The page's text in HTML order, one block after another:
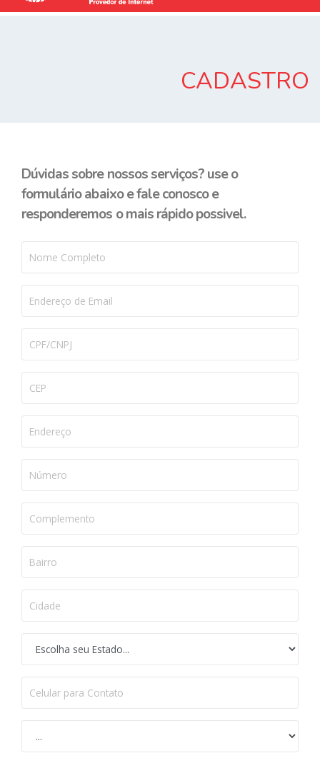
CADASTRO
Dúvidas sobre nossos serviços? use o
formulário abaixo e fale conosco e
responderemos o mais rápido possivel.